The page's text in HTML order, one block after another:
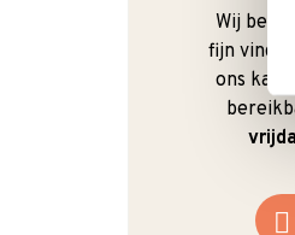
Wij
fijn vindt
ons kan